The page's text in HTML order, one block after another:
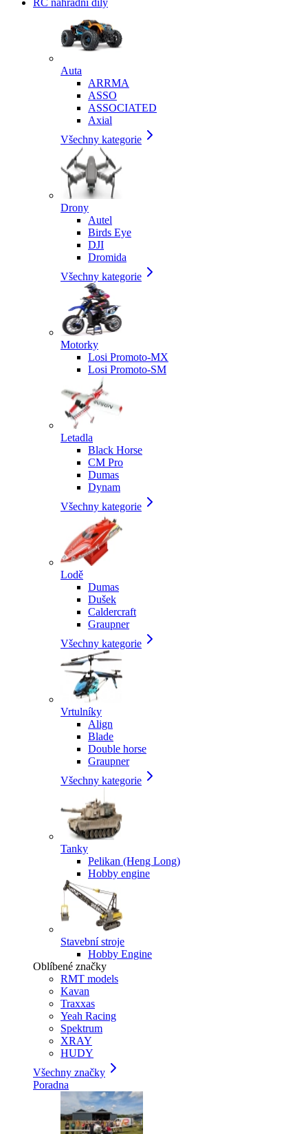
RC náhradní díly
Auta
ARRMA
ASSO
ASSOCIATED
Axial
Všechny kategorie
Drony
Autel
Birds Eye
DJI
Dromida
Všechny kategorie
Motorky
Losi Promoto-MX
Losi Promoto-SM
Letadla
Black Horse
CM Pro
Dumas
Dynam
Všechny kategorie
Lodě
Dumas
Dušek
Caldercraft
Graupner
Všechny kategorie
Vrtulníky
Align
Blade
Double horse
Graupner
Všechny kategorie
Tanky
Pelikan (Heng Long)
Hobby engine
Stavební stroje
Hobby Engine
Oblíbené značky
RMT models
Kavan
Traxxas
Yeah Racing
Spektrum
XRAY
HUDY
Všechny značky
Poradna